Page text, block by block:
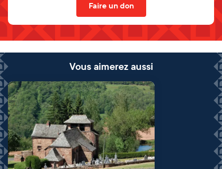
Faire un don
Vous aimerez aussi